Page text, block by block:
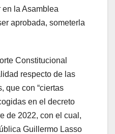
en la Asamblea
aprobada, someterla
Constitucional
respecto de las
que con “ciertas
en el decreto
de 2022, con el cual,
Guillermo Lasso